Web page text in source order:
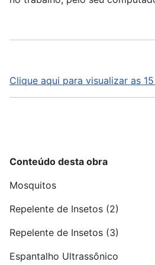
Clique aqui para visualizar as
Conteúdo desta obra
Mosquitos
Repelente de Insetos (2)
Repelente de Insetos (3)
Espantalho Ultrassônico